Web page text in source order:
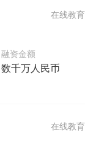
融资金额
数千万人民币
在线教育
在线教育